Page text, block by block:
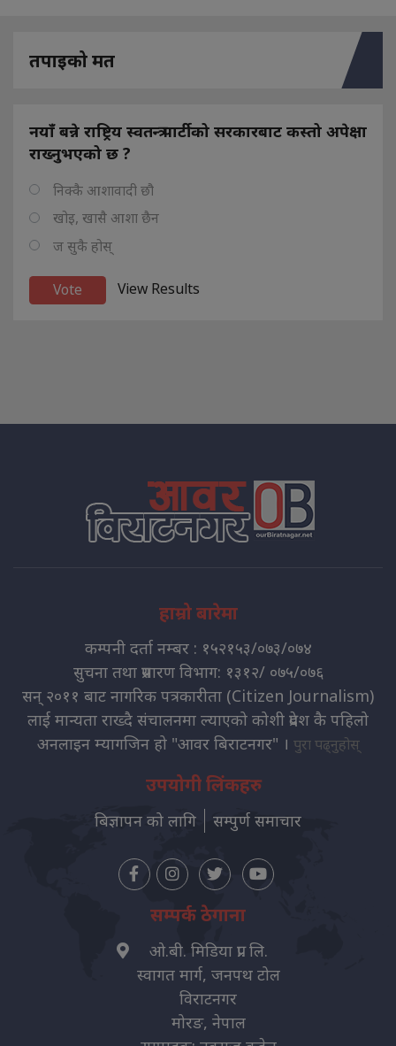
तपाइको मत
नयाँ बन्ने राष्ट्रिय स्वतन्त्र पार्टीको सरकारबाट कस्तो अपेक्षा
राख्नुभएको छ ?
निक्कै आशावादी छौ
खोइ, खासै आशा छैन
ज सुकै होस्
View Results
हाम्रो बारेमा
कम्पनी दर्ता नम्बर : १५२१५३/०७३/०७४
सुचना तथा प्रसारण विभाग: १३१२/ ०७५/०७६
सन् २०११ बाट नागरिक पत्रकारीता (Citizen Journalism)
लाई मान्यता राख्दै संचालनमा ल्याएको कोशी प्रदेश कै पहिलो
अनलाइन म्यागजिन हो "आवर बिराटनगर" । पुरा पढ्नुहोस्
उपयोगी लिंकहरु
बिज्ञापन को लागि सम्पुर्ण समाचार
सम्पर्क ठेगाना
ओ.बी. मिडिया प्रा. लि.
स्वागत मार्ग, जनपथ टोल
विराटनगर
मोरङ, नेपाल